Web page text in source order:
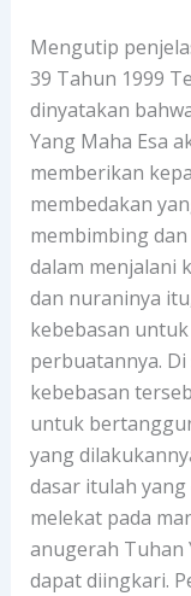
Mengutip
39 Tahun 1999
dinyatakan
Yang Maha Esa
memberikan
membedakan
membimbing
dalam menjalani
dan nuraninya
kebebasan
perbuatannya.
kebebasan
untuk
yang
dasar itulah
melekat pada
anugerah Tuhan
dapat diingkari.